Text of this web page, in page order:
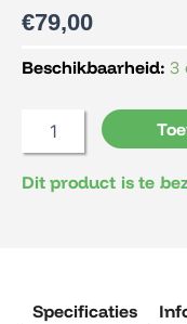
€79,00
Beschikbaarheid: 3
Weltevree
aantal
Dit product is te
Specificaties